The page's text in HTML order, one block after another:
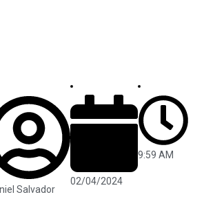
Salvador
02/04/2024
9:59 AM